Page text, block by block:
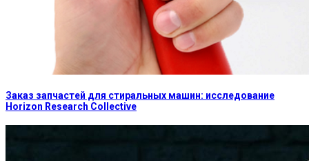
Заказ запчастей для стиральных машин: исследование
Horizon Research Collective